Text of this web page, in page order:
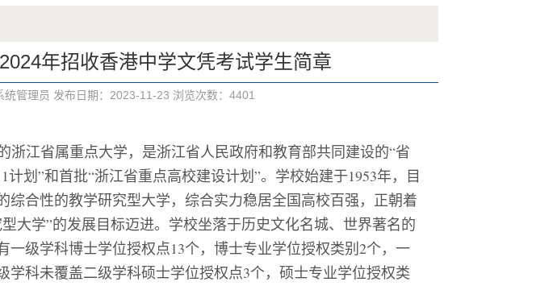
年招收香港中学文凭考试学生简章
统管理员 发布日期：2023-11-23 浏览次数： 4401
浙江省属重点大学，是浙江省人民政府和教育部共同建设的“省
计划”和首批“浙江省重点高校建设计划”。学校始建于1953年，目
综合性的教学研究型大学，综合实力稳居全国高校百强，正朝着
大学”的发展目标迈进。学校坐落于历史文化名城、世界著名的
一级学科博士学位授权点13个，博士专业学位授权类别2个，一
学科未覆盖二级学科硕士学位授权点3个，硕士专业学位授权类